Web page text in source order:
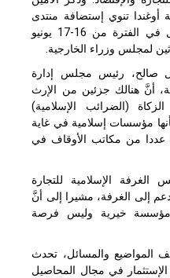
تنوي إستضافة منتدى
منظمة المؤتمر الإسلامي للأعمال في الفترة من 16-17 يونيو
صالح، رئيس مجلس إدارة
أنَّ هنالك جزئين من الإرث
(الضرائب الإسلامية)
مؤسسات إسلامية في غاية
عددا من مكاتب الأوقاف في
الإسلامية للتجارة
إلى الغرفة، مشيرا إلى أنَّ
مؤسسة خيرية وليس فرصة
المواضيع والمسائل، تحدث
في مجال المحاصيل